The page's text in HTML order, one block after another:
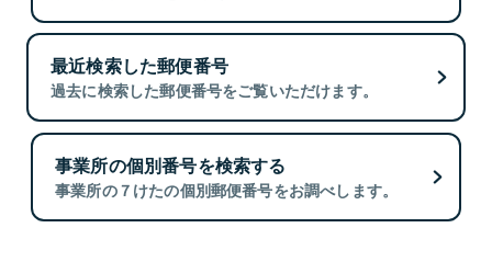
最近検索した郵便番号
過去に検索した郵便番号をご覧いただけます。
事業所の個別番号を検索する
事業所の７けたの個別郵便番号をお調べします。